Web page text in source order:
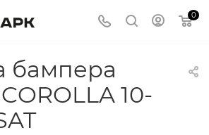
0
бампера
10-